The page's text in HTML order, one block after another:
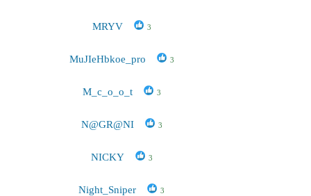
MRYV 3
MuJIeHbkoe_pro 3
M_c_o_o_t 3
N@GR@NI 3
NICKY 3
Night_Sniper 3